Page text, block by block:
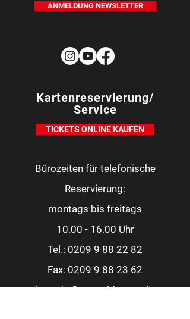
ANMELDUNG NEWSLETTER
Kartenreservierung/
Service
TICKETS ONLINE KAUFEN
Bürozeiten für telefonische
Reservierung:
montags bis freitags
10.00 - 16.00 Uhr
Tel.: 0209 9 88 22 82
Fax: 0209 9 88 23 62
kontakt@consoltheater.de